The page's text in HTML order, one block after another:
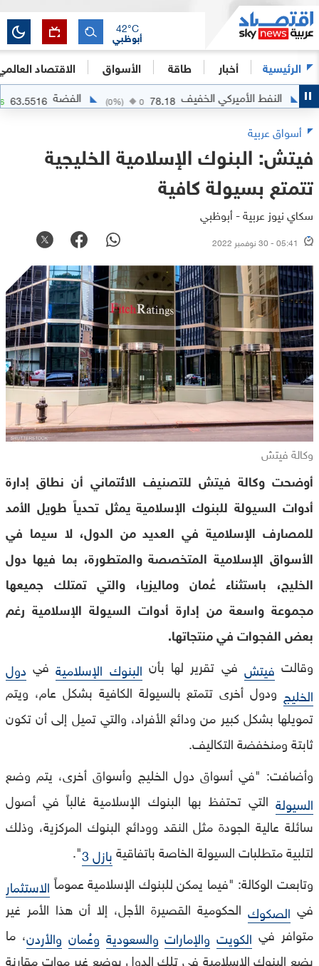
الرئيسية أخبار طاقة الأسواق الاقتصاد
أبوظبي
42°C
النفط الأميركي الخفيف 78.18
0
0%) الفضة 63.5516
+ 2.0716
أسواق عربية
فيتش: البنوك الإسلامية الخليجية
تتمتع بسيولة كافية
سكاي نيوز عربية - أبوظبي
05:41 - 30 نوفمبر 2022
وكالة فيتش
أوضحت وكالة فيتش للتصنيف الائتماني أن نطاق إدارة
أدوات السيولة للبنوك الإسلامية يمثل تحدياً طويل الأمد
للمصارف الإسلامية في العديد من الدول، لا سيما في
الأسواق الإسلامية المتخصصة والمتطورة، بما فيها دول
الخليج، باستثناء عُمان وماليزيا، والتي تمتلك جميعها
مجموعة واسعة من إدارة أدوات السيولة الإسلامية رغم
بعض الفجوات في منتجاتها.
وقالت فيتش في تقرير لها بأن البنوك الإسلاميةفي دول
الخليج ودول أخرى تتمتع بالسيولة الكافية بشكل عام، ويتم
تمويلها بشكل كبير من ودائع الأفراد، والتي تميل إلى أن تكون
ثابتة ومنخفضة التكاليف.
وأضافت: "في أسواق دول الخليج وأسواق أخرى، يتم وضع
السيولة التي تحتفظ بها البنوك الإسلامية غالباً في أصول
سائلة عالية الجودة مثل النقد وودائع البنوك المركزية، وذلك
لتلبية متطلبات السيولة الخاصة باتفاقيةبازل 3 ".
وتابعت الوكالة: "فيما يمكن للبنوك الإسلامية عموماًالاستثمار
في الصكوك الحكومية القصيرة الأجل، إلا أن هذا الأمر غير
متوافر في الكويت والإمارات والسعودية وعُمان والأردن، ما
يضع البنوك الإسلامية في تلك الدول بوضع غير مواتٍ مقارنة